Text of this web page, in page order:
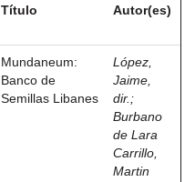
Título Autor(es)
Mundaneum:
Banco de
Semillas Libanes
López,
Jaime,
dir. ;
Burbano
de Lara
Carrillo,
Martin